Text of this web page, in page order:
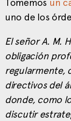
Tomemos un
uno de los
El señor A. M.
obligación
regularmente,
directivos del
donde, como
discutir